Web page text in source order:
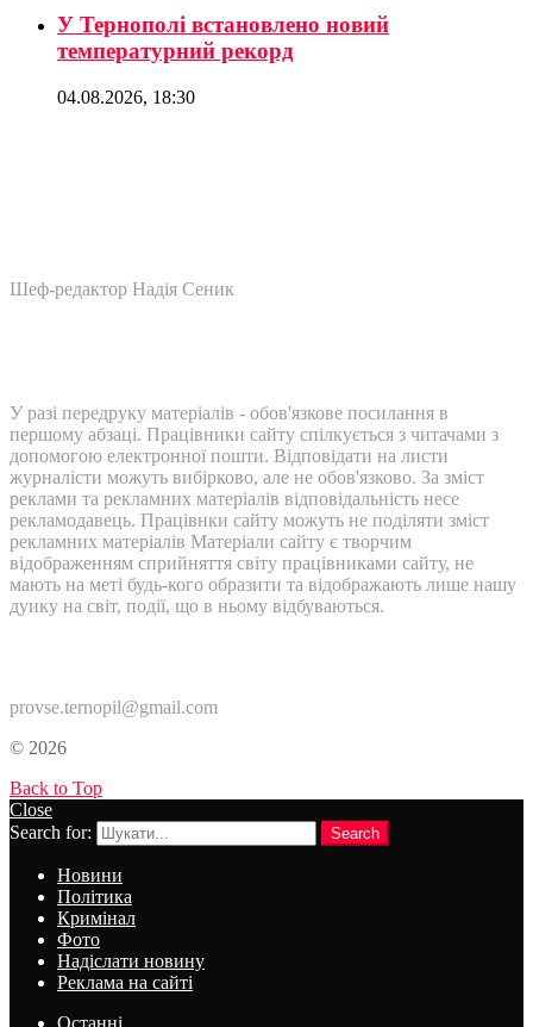
У Тернополі встановлено новий
температурний рекорд
04.08.2026, 18:30
Шеф-редактор Надія Сеник
У разі передруку матеріалів - обов'язкове посилання в
першому абзаці. Працівники сайту спілкується з читачами з
допомогою електронної пошти. Відповідати на листи
журналісти можуть вибірково, але не обов'язково. За зміст
реклами та рекламних матеріалів відповідальність несе
рекламодавець. Працівнки сайту можуть не поділяти зміст
рекламних матеріалів Матеріали сайту є творчим
відображенням сприйняття світу працівниками сайту, не
мають на меті будь-кого образити та відображають лише нашу
дуику на світ, події, що в ньому відбуваються.
provse.ternopil@gmail.com
© 2026
Back to Top
Close
Search for:
Search
Новини
Політика
Кримінал
Фото
Надіслати новину
Реклама на сайті
Останні